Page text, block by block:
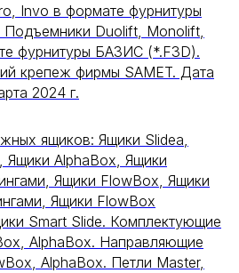
Invo в формате фурнитуры
Duolift, Monolift,
фурнитуры БАЗИС (*.F3D).
крепеж фирмы SAMET. Дата
2024 г.
ящиков: Ящики Slidea,
Ящики AlphaBox, Ящики
Ящики FlowBox, Ящики
Ящики FlowBox
Smart Slide. Комплектующие
AlphaBox. Направляющие
AlphaBox. Петли Master,